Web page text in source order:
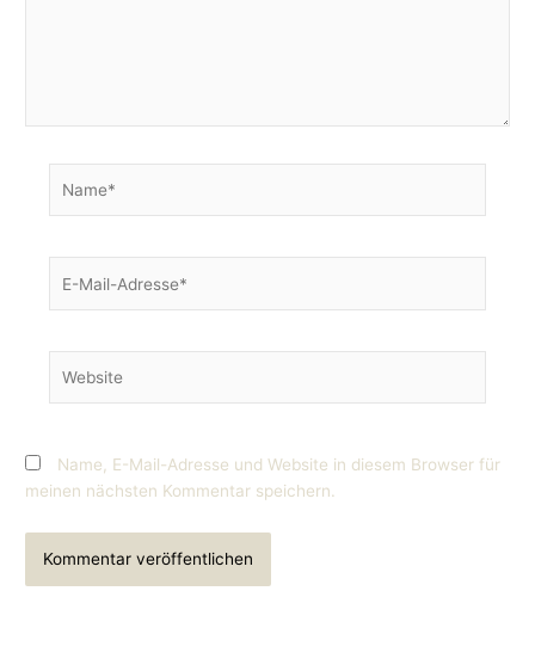
Mail-
Name, E-Mail-Adresse und Website in diesem Browser für
meinen nächsten Kommentar speichern.